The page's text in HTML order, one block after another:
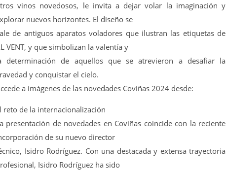
vinos novedosos, le invita a dejar volar la imaginación y
nuevos horizontes. El diseño se
de antiguos aparatos voladores que ilustran las etiquetas de
VENT, y que simbolizan la valentía y
determinación de aquellos que se atrevieron a desafiar la
y conquistar el cielo.
a imágenes de las novedades Coviñas 2024 desde:
reto de la internacionalización
presentación de novedades en Coviñas coincide con la reciente
de su nuevo director
Isidro Rodríguez. Con una destacada y extensa trayectoria
Isidro Rodríguez ha sido